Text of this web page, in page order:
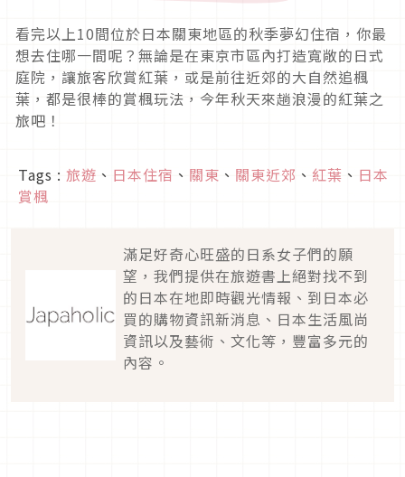
看完以上10間位於日本關東地區的秋季夢幻住宿，你最
想去住哪一間呢？無論是在東京市區內打造寬敞的日式
庭院，讓旅客欣賞紅葉，或是前往近郊的大自然追楓
葉，都是很棒的賞楓玩法，今年秋天來趟浪漫的紅葉之
旅吧！
Tags : 旅遊 、 日本住宿 、 關東 、 關東近郊 、 紅葉 、 日本
賞楓
滿足好奇心旺盛的日系女子們的願
望，我們提供在旅遊書上絕對找不到
的日本在地即時觀光情報、到日本必
買的購物資訊新消息、日本生活風尚
資訊以及藝術、文化等，豐富多元的
內容。